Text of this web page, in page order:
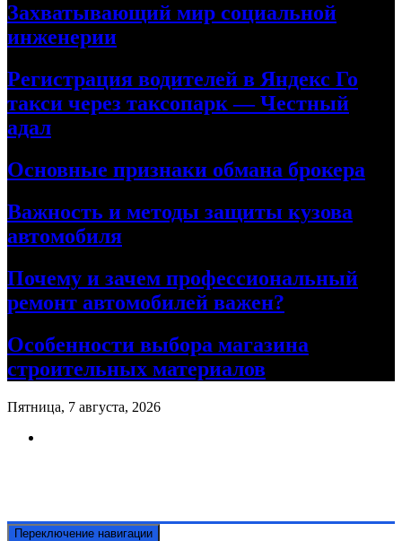
Захватывающий мир социальной
инженерии
Регистрация водителей в Яндекс Го
такси через таксопарк — Честный
адал
Основные признаки обмана брокера
Важность и методы защиты кузова
автомобиля
Почему и зачем профессиональный
ремонт автомобилей важен?
Особенности выбора магазина
строительных материалов
Пятница, 7 августа, 2026
Переключение навигации